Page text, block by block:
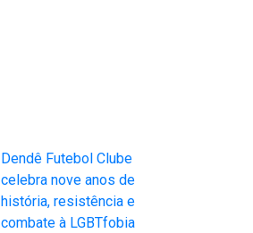
Dendê Futebol Clube
celebra nove anos de
história, resistência e
combate à LGBTfobia